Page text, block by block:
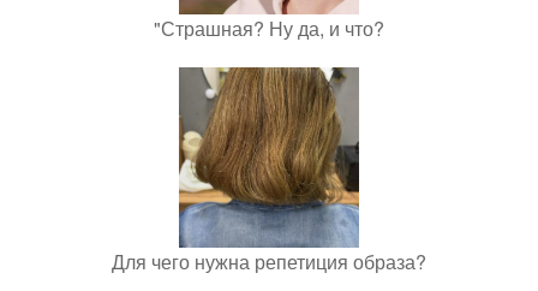
"Страшная? Ну да, и что?
Для чего нужна репетиция образа?